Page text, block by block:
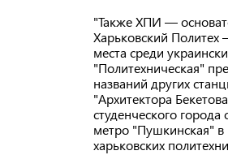
"Также ХПИ —
Харьковский Политех
места среди
"Политехническая"
названий других
"Архитектора
студенческого
метро "Пушкинская" в
харьковских